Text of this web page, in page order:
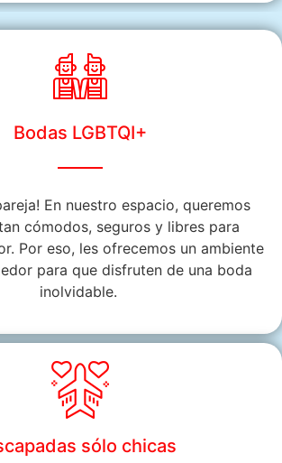
Bodas LGBTQI+
En nuestro espacio, queremos
cómodos, seguros y libres para
Por eso, les ofrecemos un ambiente
para que disfruten de una boda
inolvidable.
sólo chicas